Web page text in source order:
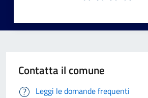
Contatta il comune
Leggi le domande frequenti